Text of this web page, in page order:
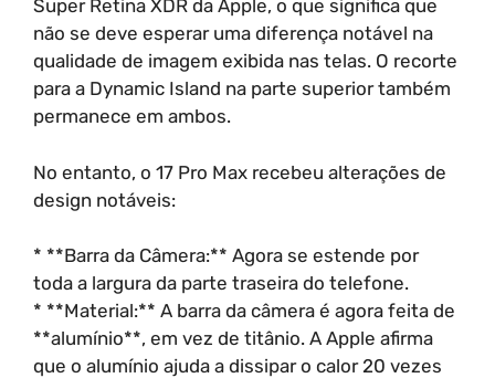
Super Retina XDR da Apple, o que significa que
não se deve esperar uma diferença notável na
qualidade de imagem exibida nas telas. O recorte
para a Dynamic Island na parte superior também
permanece em ambos.
No entanto, o 17 Pro Max recebeu alterações de
design notáveis:
* **Barra da Câmera:** Agora se estende por
toda a largura da parte traseira do telefone.
* **Material:** A barra da câmera é agora feita de
**alumínio**, em vez de titânio. A Apple afirma
que o alumínio ajuda a dissipar o calor 20 vezes